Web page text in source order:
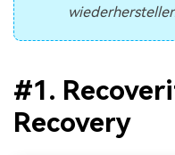
#1.
Recovery